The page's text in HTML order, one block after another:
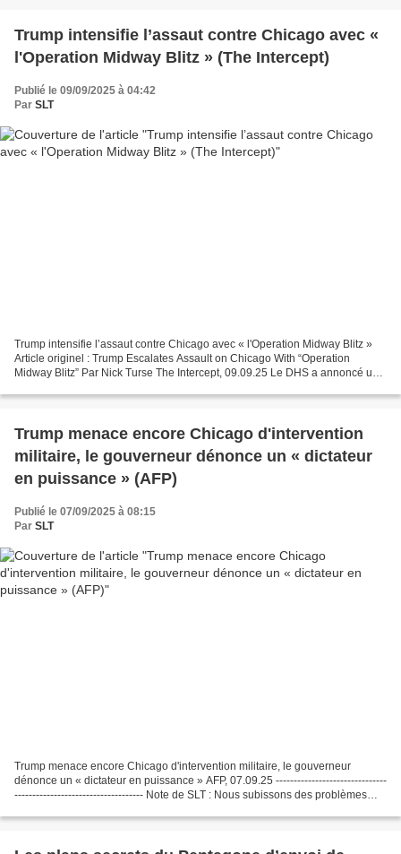
Trump intensifie l’assaut contre Chicago avec «
l'Operation Midway Blitz » (The Intercept)
Publié le 09/09/2025 à 04:42
Par SLT
Trump intensifie l’assaut contre Chicago avec « l'Operation Midway Blitz »
Article originel : Trump Escalates Assault on Chicago With “Operation
Midway Blitz” Par Nick Turse The Intercept, 09.09.25 Le DHS a annoncé une
Trump menace encore Chicago d'intervention
militaire, le gouverneur dénonce un « dictateur
en puissance » (AFP)
Publié le 07/09/2025 à 08:15
Par SLT
Trump menace encore Chicago d'intervention militaire, le gouverneur
dénonce un « dictateur en puissance » AFP, 07.09.25 -------------------------------
------------------------------------ Note de SLT : Nous subissons des problèmes